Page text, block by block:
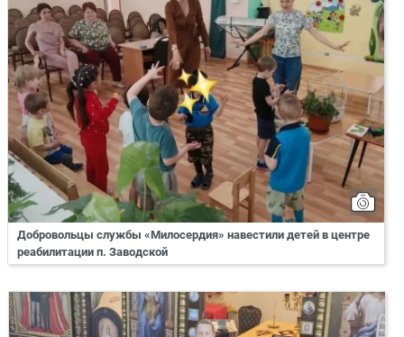
Добровольцы службы «Милосердия» навестили детей в центре
реабилитации п. Заводской